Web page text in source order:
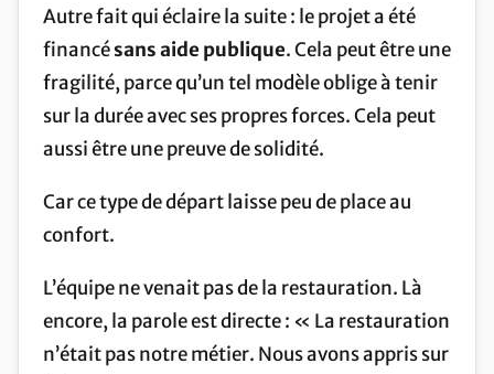
Autre fait qui éclaire la suite : le projet a été
financésans aide publique. Cela peut être une
fragilité, parce qu’un tel modèle oblige à tenir
sur la durée avec ses propres forces. Cela peut
aussi être une preuve de solidité.
Car ce type de départ laisse peu de place au
confort.
L’équipe ne venait pas de la restauration. Là
encore, la parole est directe : « La restauration
n’était pas notre métier. Nous avons appris sur